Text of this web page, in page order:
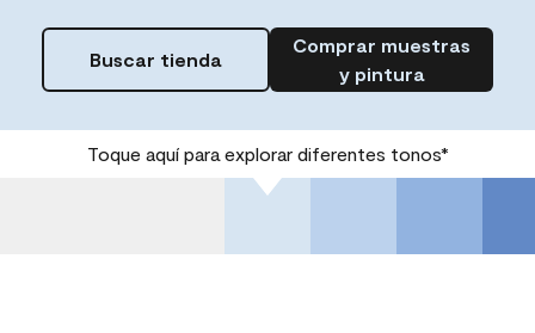
Buscar tienda
Comprar muestras
y pintura
Toque aquí para explorar diferentes tonos*